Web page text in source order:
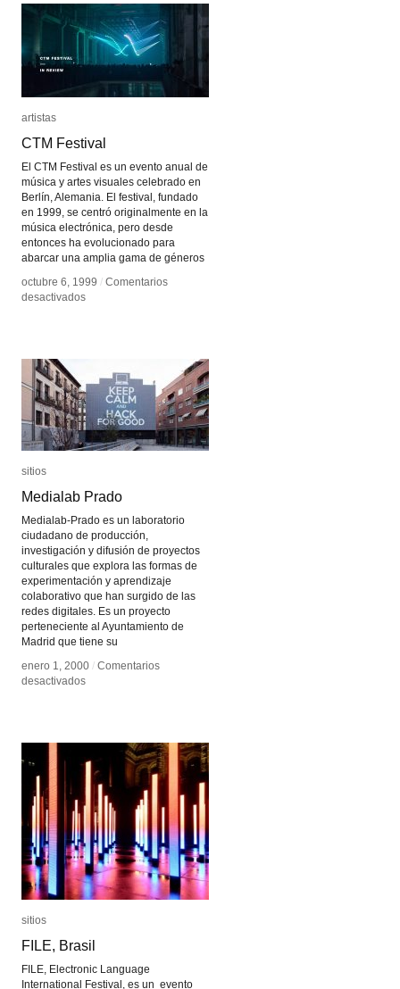
Laboratory
Laboratory
artistas
CTM Festival
El CTM Festival es un evento anual de
música y artes visuales celebrado en
Berlín, Alemania. El festival, fundado
en 1999, se centró originalmente en la
música electrónica, pero desde
entonces ha evolucionado para
abarcar una amplia gama de géneros
octubre 6, 1999 / Comentarios
desactivadosen
artistas
CTM Festival
octubre 6, 1999 / Comentarios
desactivadosen
sitios
Medialab Prado
Medialab-Prado es un laboratorio
ciudadano de producción,
investigación y difusión de proyectos
culturales que explora las formas de
experimentación y aprendizaje
colaborativo que han surgido de las
redes digitales. Es un proyecto
perteneciente al Ayuntamiento de
Madrid que tiene su
enero 1, 2000 / Comentarios
desactivadosen
sitios
Medialab Prado
enero 1, 2000 / Comentarios
desactivadosen
sitios
FILE, Brasil
FILE, Electronic Language
International Festival, es un evento
sitios
FILE, Brasil